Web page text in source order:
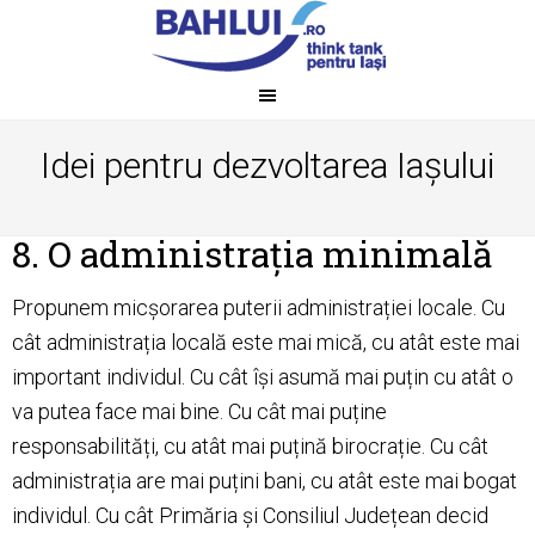
Idei pentru dezvoltarea Iașului
8. O administrația minimală
Propunem micșorarea puterii administrației locale. Cu
cât administrația locală este mai mică, cu atât este mai
important individul. Cu cât își asumă mai puțin cu atât o
va putea face mai bine. Cu cât mai puține
responsabilități, cu atât mai puțină birocrație. Cu cât
administrația are mai puțini bani, cu atât este mai bogat
individul. Cu cât Primăria și Consiliul Județean decid